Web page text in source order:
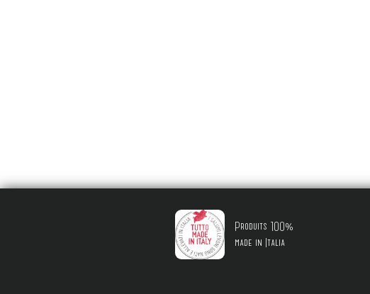
Produits 100%
made in Italia